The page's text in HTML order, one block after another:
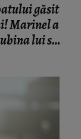
găsit
Marinel a
lui se